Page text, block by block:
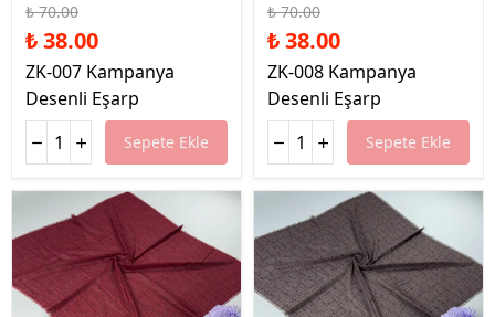
₺ 70.00
₺ 38.00
ZK-007 Kampanya
Desenli Eşarp
Sepete Ekle
₺ 70.00
₺ 38.00
ZK-008 Kampanya
Desenli Eşarp
Sepete Ekle